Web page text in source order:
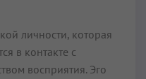
личности, которая
в контакте с
восприятия. Эго